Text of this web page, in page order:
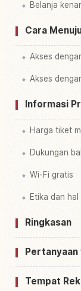
Belanja
Cara
Akses
Akses
Informasi
Harga tiket
Dukungan
Wi-Fi gratis
Etika dan
Ringkasan
Pertanyaan
Tempat